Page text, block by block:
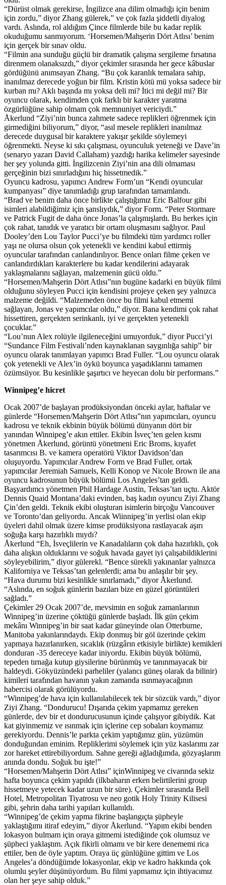
“Dürüst olmak gerekirse, İngilizce ana dilim olmadığı için benim
için zordu,” diyor Zhang gülerek,” ve çok fazla şiddetli diyalog
vardı. Aslında, rol aldığım Çince filmlerde bile bu kadar replik
okuduğumu sanmıyorum. ‘Horsemen/Mahşerin Dört Atlısı’ benim
için gerçek bir sınav oldu.
“Filmin ana sunduğu güçlü bir dramatik çalışma sergileme fırsatına
direnmem olanaksızdı,” diyor çekimler sırasında her gece kâbuslar
gördüğünü anımsayan Zhang. “Bu çok karanlık temalara sahip,
inanılmaz derecede yoğun bir film. Kristin kötü mü yoksa sadece bir
kurban mı? Aklı başında mı yoksa deli mi? İtici mi değil mi? Bir
oyuncu olarak, kendimden çok farklı bir karakter yaratma
özgürlüğüne sahip olmam çok memnuniyet vericiydi.”
Åkerlund “Ziyi’nin bunca zahmete sadece replikleri öğrenmek için
girmediğini biliyorum,” diyor, “asıl mesele replikleri inanılmaz
derecede duygusal bir karaktere yakışır şekilde söylemeyi
öğrenmekti. Neyse ki sıkı çalışması, oyunculuk yeteneği ve Dave’in
(senaryo yazarı David Callaham) yazdığı harika kelimeler sayesinde
her şey yolunda gitti. İngilizcenin Ziyi’nin ana dili olmaması
gerçeğinin bizi sınırladığını hiç hissetmedik.”
Oyuncu kadrosu, yapımcı Andrew Form’un “Kendi oyuncular
kumpanyası” diye tanımladığı grup tarafından tamamlandı.
“Brad ve benim daha önce birlikte çalıştığımız Eric Balfour gibi
isimleri alabildiğimiz için şanslıydık,” diyor Form. “Peter Stormare
ve Patrick Fugit de daha önce Jonas’la çalışmışlardı. Bu herkes için
çok rahat, tanıdık ve yaratıcı bir ortam oluşmasını sağlıyor. Paul
Dooley’den Lou Taylor Pucci’ye bu filmdeki tüm yardımcı roller
yaşı ne olursa olsun çok yetenekli ve kendini kabul ettirmiş
oyuncular tarafından canlandırılıyor. Bence onları filme çeken ve
canlandırdıkları karakterlere bu kadar kendilerini adayarak
yaklaşmalarını sağlayan, malzemenin gücü oldu.”
“Horsemen/Mahşerin Dört Atlısı”nın bugüne kadarki en büyük filmi
olduğunu söyleyen Pucci için kendisini projeye çeken şey yalnızca
malzeme değildi. “Malzemeden önce bu filmi kabul etmemi
sağlayan, Jonas ve yapımcılar oldu,” diyor. Bana kendimi çok rahat
hissettiren, gerçekten serinkanlı, iyi ve gerçekten yetenekli
çocuklar.”
“Lou’nun Alex rolüyle ilgileneceğini umuyorduk,” diyor Pucci’yi
“Sundance Film Festivali’nden kaynaklanan saygınlığa sahip” bir
oyuncu olarak tanımlayan yapımcı Brad Fuller. “Lou oyuncu olarak
çok yetenekli ve Alex’in öykü boyunca yaşadıklarını tamamen
özümsüyor. Bu kesinlikle şaşırtıcı ve heyecan dolu bir performans.”
Winnipeg’e hicret
Ocak 2007’de başlayan prodüksiyondan önceki aylar, haftalar ve
günlerde “Horsemen/Mahşerin Dört Atlısı”nın yapımcıları, oyuncu
kadrosu ve teknik ekbinin büyük bölümü dünyanın dört bir
yanından Winnipeg’e akın ettiler. Ekibin İsveç’ten gelen kısmı
yönetmen Åkerlund, görüntü yönetmeni Eric Broms, kıyafet
tasarımcısı B. ve kamera operatörü Viktor Davidson’dan
oluşuyordu. Yapımcılar Andrew Form ve Brad Fuller, ortak
yapımcılar Jeremiah Samuels, Kelli Konop ve Nicole Brown ile ana
oyuncu kadrosunun büyük bölümü Los Angeles’tan geldi.
Başyardımcı yönetmen Phil Hardage Austin, Teksas’tan uçtu. Aktör
Dennis Quaid Montana’daki evinden, baş kadın oyuncu Ziyi Zhang
Çin’den geldi. Teknik ekibi oluşturan isimlerin birçoğu Vancouver
ve Toronto’dan geliyordu. Ancak Wiinnipeg’in yerlisi olan ekip
üyeleri dahil olmak üzere kimse prodüksiyona rastlayacak aşırı
soğuğa karşı hazırlıklı mıydı?
Åkerlund “Eh, İsveçlilerin ve Kanadalıların çok daha hazırlıklı, çok
daha alışkın olduklarını ve soğuk havada gayet iyi çalışabildiklerini
söyleyebilirim,” diyor gülerekl. “Bence sürekli yakınanlar yalnızca
Kaliforniya ve Teksas’tan gelenlerdi; ama bu anlaşılır bir şey.
“Hava durumu bizi kesinlikle sınırlamadı,” diyor Åkerlund.
“Aslında, en soğuk günlerin bazıları bize en güzel görüntüleri
sağladı.”
Çekimler 29 Ocak 2007’de, mevsimin en soğuk zamanlarının
Winnipeg’in üzerine çöktüğü günlerde başladı. İlk gün çekim
mekânı Winnipeg’in bir saat kadar güneyinde olan Otterburne,
Manitoba yakınlarındaydı. Ekip donmuş bir göl üzerinde çekim
yapmaya hazırlanırken, sıcaklık (rüzgârın etkisiyle birlikte) kemikleri
donduran -35 dereceye kadar iniyordu. Ekibin büyük bölümü,
tepeden tırnağa kutup giysilerine bürünmüş ve tanınmayacak bir
haldeydi. Gökyüzündeki parheliler (yalancı güneş olarak da bilinir)
kimileri tarafından havanın yakın zamanda ısınmayacağının
habercisi olarak görülüyordu.
“Winnipeg’de hava için kullanılabilecek tek bir sözcük vardı,” diyor
Ziyi Zhang. “Dondurucu! Dışarıda çekim yapmamız gereken
günlerde, dev bir et dondurucusunun içinde çalışıyor gibiydik. Kat
kat giyinmemiz ve ısınmak için içlerine cep sobaları koymamız
gerekiyordu. Dennis’le parkta çekim yaptığımız gün, yüzümün
donduğundan eminim. Repliklerimi söylemek için yüz kaslarımı zar
zor hareket ettirebiliyordum. Sahne gereği ağladığımda, gözyaşlarım
anında dondu. Soğuk bu işte!”
“Horsemen/Mahşerin Dört Atlısı” içinWinnipeg ve civarında sekiz
hafta boyunca çekim yapıldı (ilkbaharın erken belirtilerini group
hissetmeye yetecek kadar uzun bir süre). Çekimler sırasında Bell
Hotel, Metropolitan Tiyatrosu ve neo gotik Holy Trinity Kilisesi
gibi, şehrin daha tarihi yapıları kullanıldı.
“Winnipeg’de çekim yapma fikrine başlangıçta şüpheyle
yaklaştığımı itiraf edeyim,” diyor Åkerlund. “Yapım ekibi benden
lokasyon bulmam için oraya gitmemi istediğinde çok olumsuz ve
şüpheci yaklaştım. Açık fikirli olmamı ve bir kere denememi rica
ettiler, ben de öyle yaptım. Oraya üç günlüğüne gittim ve Los
Angeles’a döndüğümde lokasyonlar, ekip ve kadro hakkında çok
olumlu şeyler düşünüyordum. Bu filmi yapmamız için ihtiyacımız
olan her şeye sahip olduk.”